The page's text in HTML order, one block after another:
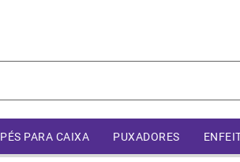
PÉS PARA CAIXA PUXADORES